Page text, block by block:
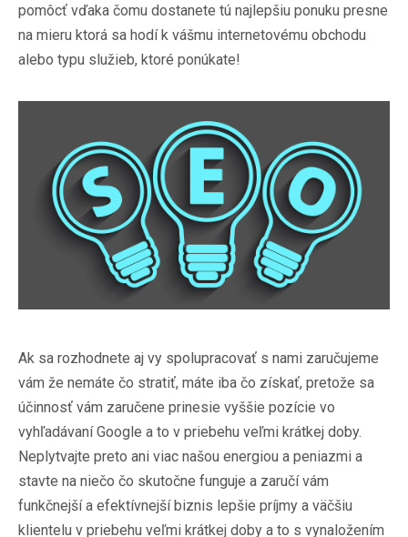
pomôcť vďaka čomu dostanete tú najlepšiu ponuku presne
na mieru ktorá sa hodí k vášmu internetovému obchodu
alebo typu služieb, ktoré ponúkate!
Ak sa rozhodnete aj vy spolupracovať s nami zaručujeme
vám že nemáte čo stratiť, máte iba čo získať, pretože sa
účinnosť vám zaručene prinesie vyššie pozície vo
vyhľadávaní Google a to v priebehu veľmi krátkej doby.
Neplytvajte preto ani viac našou energiou a peniazmi a
stavte na niečo čo skutočne funguje a zaručí vám
funkčnejší a efektívnejší biznis lepšie príjmy a väčšiu
klientelu v priebehu veľmi krátkej doby a to s vynaložením